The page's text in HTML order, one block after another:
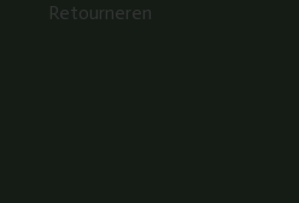
Retourneren